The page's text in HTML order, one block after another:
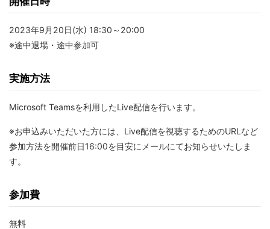
2023年9月20日(水) 18:30～20:00
※途中退場・途中参加可
実施方法
Microsoft Teamsを利用したLive配信を行います。
※お申込みいただいた方には、Live配信を視聴するためのURLなど
参加方法を開催前日16:00を目安にメールにてお知らせいたしま
す。
参加費
無料